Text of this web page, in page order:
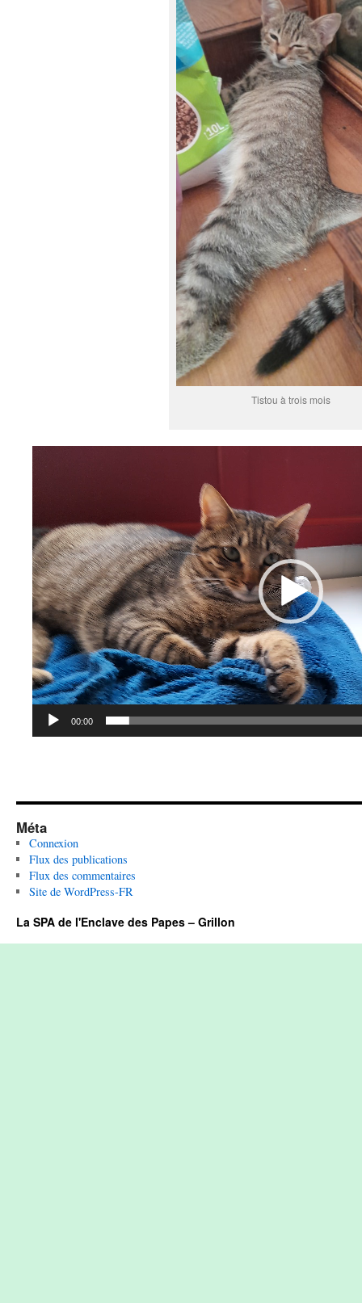
Tistou à trois mois
00:00
Méta
Connexion
Flux des publications
Flux des commentaires
Site de WordPress-FR
La SPA de l'Enclave des Papes – Grillon